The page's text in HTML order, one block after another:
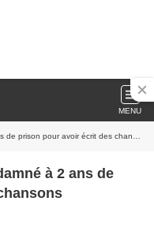
MENU
prison pour avoir écrit des chansons
à 2 ans de